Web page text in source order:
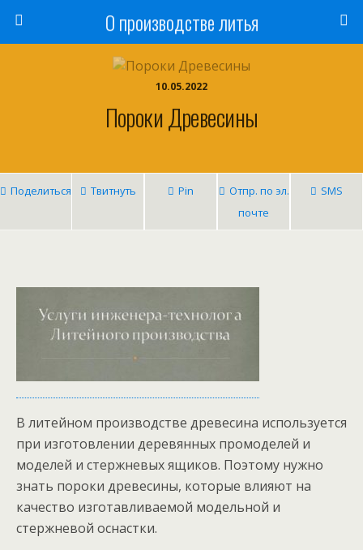
О производстве литья
10.05.2022
Пороки Древесины
Поделиться Твитнуть Pin
Отпр. по эл.
почте
SMS
В литейном производстве древесина используется
при изготовлении деревянных промоделей и
моделей и стержневых ящиков. Поэтому нужно
знать пороки древесины, которые влияют на
качество изготавливаемой модельной и
стержневой оснастки.